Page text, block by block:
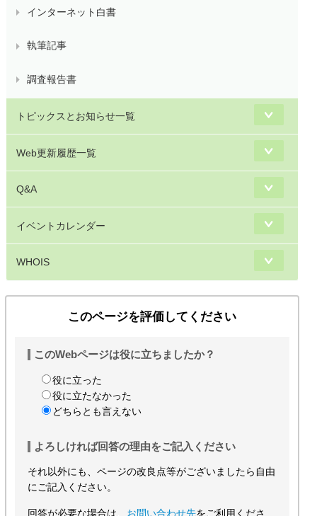
インターネット白書
執筆記事
調査報告書
トピックスとお知らせ一覧
Web更新履歴一覧
Q&A
イベントカレンダー
WHOIS
このページを評価してください
このWebページは役に立ちましたか？
役に立った
役に立たなかった
どちらとも言えない
よろしければ回答の理由をご記入ください
それ以外にも、ページの改良点等がございましたら自由
にご記入ください。
回答が必要な場合は、 お問い合わせ先をご利用くださ